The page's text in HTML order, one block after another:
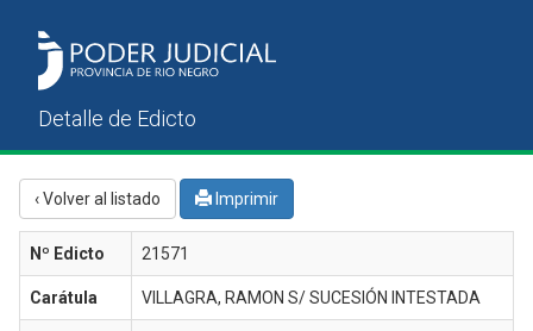
‹ Volver al listado Imprimir
Nº Edicto 21571
Carátula VILLAGRA, RAMON S/ SUCESIÓN INTESTADA